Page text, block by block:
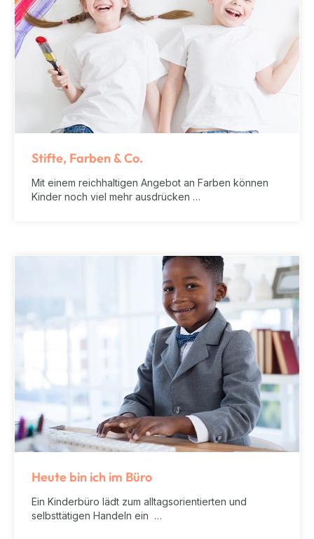
Stifte, Farben & Co.
Mit einem reichhaltigen Angebot an Farben können
Kinder noch viel mehr ausdrücken …
Heute bin ich im Büro
Ein Kinderbüro lädt zum alltagsorientierten und
selbsttätigen Handeln ein …